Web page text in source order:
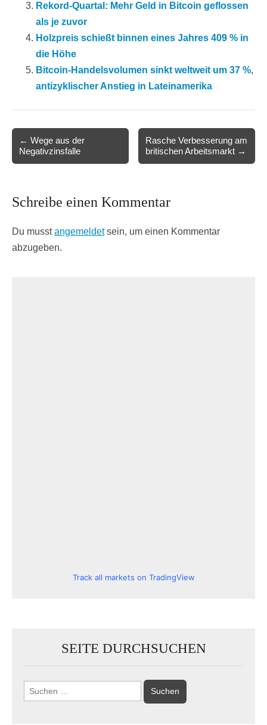
Rekord-Quartal: Mehr Geld in Bitcoin geflossen
als je zuvor
Holzpreis schießt binnen eines Jahres 409 % in
die Höhe
Bitcoin-Handelsvolumen sinkt weltweit um 37 %,
antizyklischer Anstieg in Lateinamerika
Post
navigation
← Wege aus der
Negativzinsfalle
Rasche Verbesserung am
britischen Arbeitsmarkt →
Schreibe einen Kommentar
Du musstangemeldetsein, um einen Kommentar
abzugeben.
Track all markets on TradingView
SEITE DURCHSUCHEN
Suchen
nach: